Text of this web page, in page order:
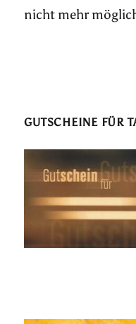
nicht mehr
GUTSCHEINE FÜR